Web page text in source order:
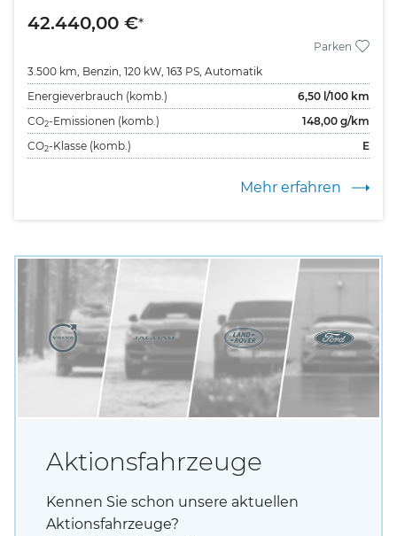
42.440,00 €*
Parken
3.500 km, Benzin, 120 kW, 163 PS, Automatik
Energieverbrauch (komb.)
6,50 l/100 km
CO2-Emissionen (komb.) 148,00 g/km
CO2-Klasse (komb.) E
Mehr erfahren
Aktionsfahrzeuge
Kennen Sie schon unsere aktuellen
Aktionsfahrzeuge?